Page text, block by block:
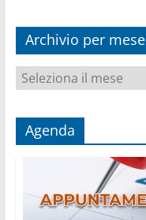
Archivio per mese
Archivio
per
Agenda